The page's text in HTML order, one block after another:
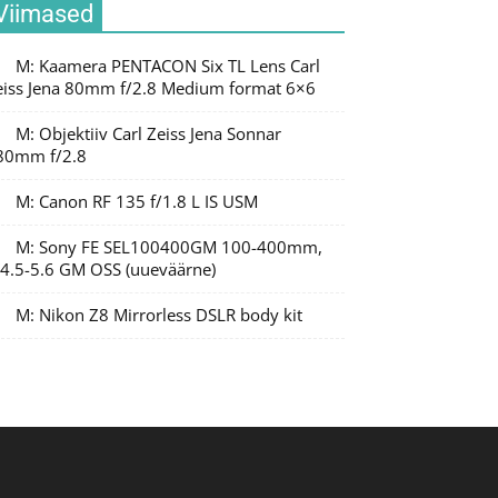
M: Kaamera PENTACON Six TL Lens Carl
Jena 80mm f/2.8 Medium format 6×6
M: Objektiiv Carl Zeiss Jena Sonnar
f/2.8
M: Canon RF 135 f/1.8 L IS USM
M: Sony FE SEL100400GM 100-400mm,
5.6 GM OSS (uueväärne)
M: Nikon Z8 Mirrorless DSLR body kit